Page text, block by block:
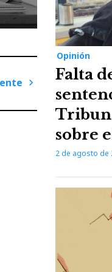
Opinión
Falta
sobre
2 de agosto de